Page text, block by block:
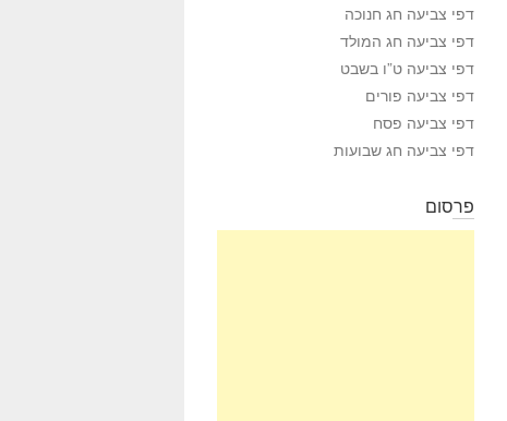
דפי צביעה חג חנוכה
דפי צביעה חג המולד
דפי צביעה ט”ו בשבט
דפי צביעה פורים
דפי צביעה פסח
דפי צביעה חג שבועות
פרסום